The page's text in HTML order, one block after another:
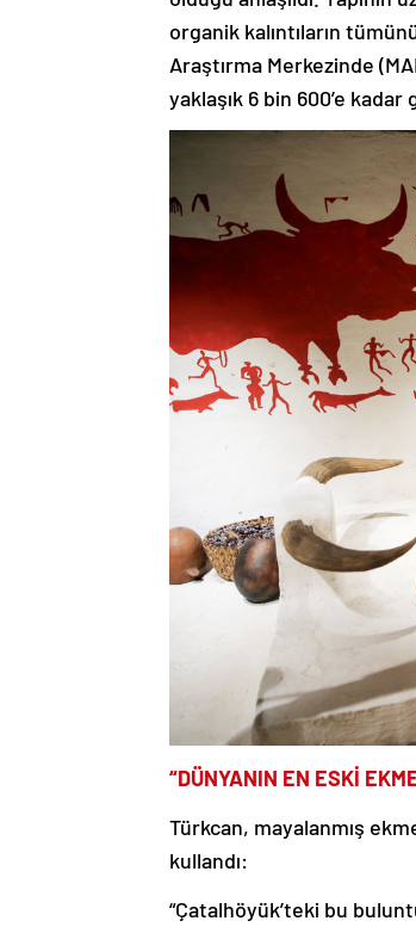
organik kalıntıların
Araştırma Merkezinde
yaklaşık 6 bin 600’e
“DÜNYANIN EN ESKİ
Türkcan, mayalanmış
kullandı:
“Çatalhöyük’teki bu